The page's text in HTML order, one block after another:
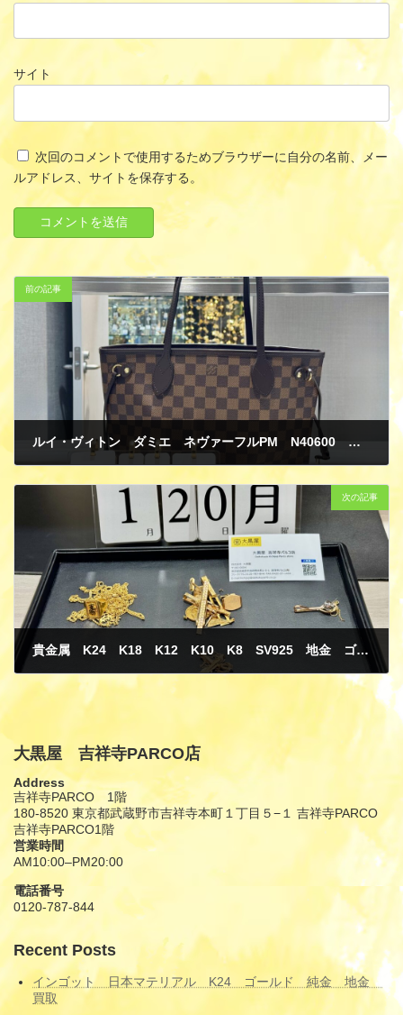
サイト
次回のコメントで使用するためブラウザーに自分の名前、メー
ルアドレス、サイトを保存する。
前の記事
ルイ・ヴィトン ダミエ ネヴァーフルPM N40600 ハンドバッグ 新品 買取
次の記事
貴金属 K24 K18 K12 K10 K8 SV925 地金 ゴールド 買取
1月 20, 2025
大黒屋 吉祥寺PARCO店
Address
吉祥寺PARCO 1階
180-8520 東京都武蔵野市吉祥寺本町１丁目５−１ 吉祥寺PARCO
吉祥寺PARCO1階
営業時間
AM10:00–PM20:00
電話番号
0120-787-844
Recent Posts
インゴット 日本マテリアル K24 ゴールド 純金 地金
買取